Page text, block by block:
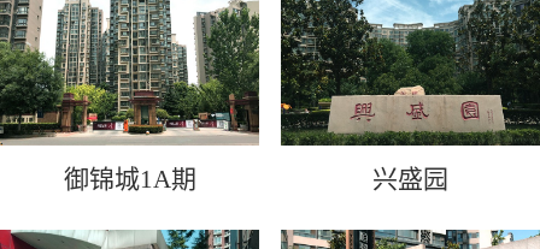
御锦城1A期 兴盛园